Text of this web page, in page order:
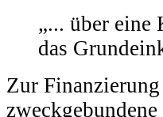
„... über eine
das
Zur